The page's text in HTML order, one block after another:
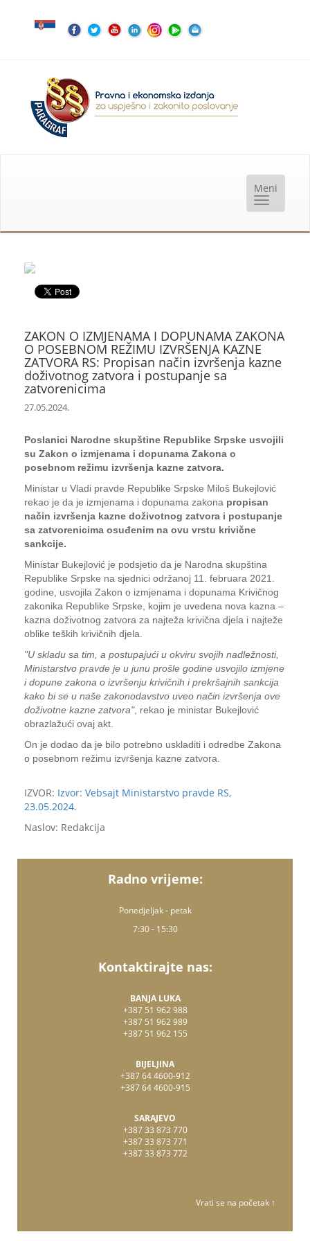
ZAKON O IZMJENAMA I DOPUNAMA ZAKONA
O POSEBNOM REŽIMU IZVRŠENJA KAZNE
ZATVORA RS: Propisan način izvršenja kazne
doživotnog zatvora i postupanje sa
zatvorenicima
27.05.2024.
Poslanici Narodne skupštine Republike Srpske usvojili
su Zakon o izmjenama i dopunama Zakona o
posebnom režimu izvršenja kazne zatvora.
Ministar u Vladi pravde Republike Srpske Miloš Bukejlović
rekao je da je izmjenama i dopunama zakona propisan
način izvršenja kazne doživotnog zatvora i postupanje
sa zatvorenicima osuđenim na ovu vrstu krivične
sankcije.
Ministar Bukejlović je podsjetio da je Narodna skupština
Republike Srpske na sjednici održanoj 11. februara 2021.
godine, usvojila Zakon o izmjenama i dopunama Krivičnog
zakonika Republike Srpske, kojim je uvedena nova kazna –
kazna doživotnog zatvora za najteža krivična djela i najteže
oblike teških krivičnih djela.
"U skladu sa tim, a postupajući u okviru svojih nadležnosti,
Ministarstvo pravde je u junu prošle godine usvojilo izmjene
i dopune zakona o izvršenju krivičnih i prekršajnih sankcija
kako bi se u naše zakonodavstvo uveo način izvršenja ove
doživotne kazne zatvora", rekao je ministar Bukejlović
obrazlažući ovaj akt.
On je dodao da je bilo potrebno uskladiti i odredbe Zakona
o posebnom režimu izvršenja kazne zatvora.
IZVOR: Izvor: Vebsajt Ministarstvo pravde RS,
23.05.2024.
Naslov: Redakcija
Radno vrijeme:
Ponedjeljak - petak
7:30 - 15:30
Kontaktirajte nas:
BANJA LUKA
+387 51 962 988
+387 51 962 989
+387 51 962 155
BIJELJINA
+387 64 4600-912
+387 64 4600-915
SARAJEVO
+387 33 873 770
+387 33 873 771
+387 33 873 772
Vrati se na početak ↑